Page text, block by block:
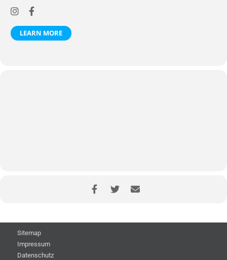
LEARN MORE
Sitemap
Impressum
Datenschutz